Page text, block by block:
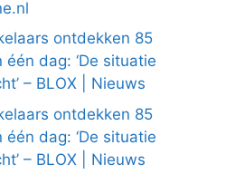
ontdekken 85
dag: ‘De situatie
– BLOX | Nieuws
ontdekken 85
dag: ‘De situatie
– BLOX | Nieuws